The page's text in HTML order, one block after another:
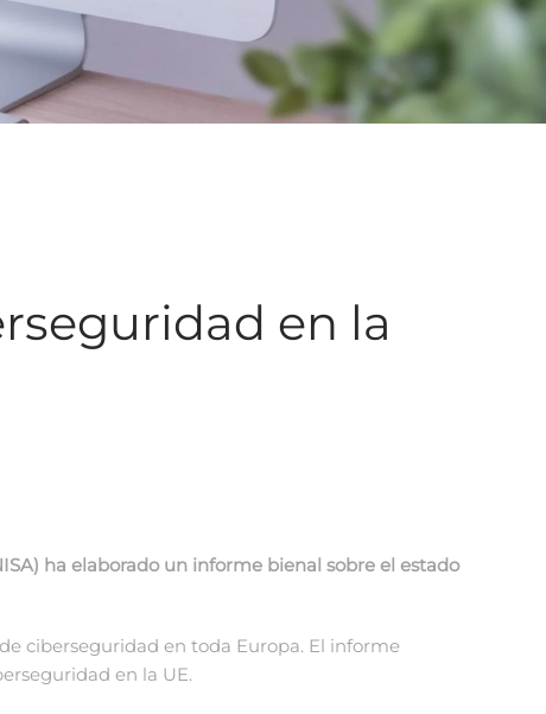
en la
ha elaborado un informe bienal sobre el estado
ciberseguridad en toda Europa. El informe
en la UE.